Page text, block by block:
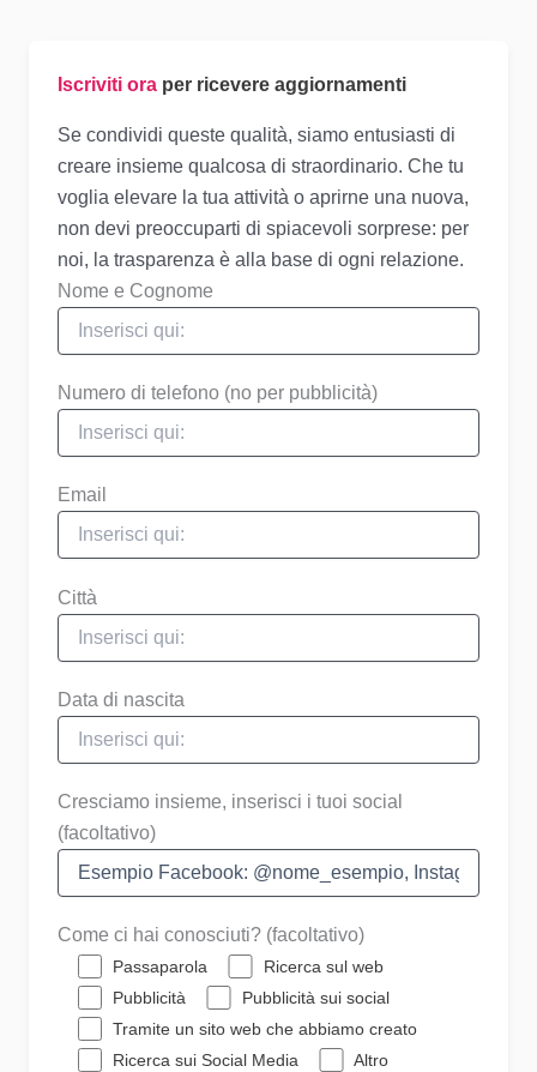
Iscriviti ora per ricevere aggiornamenti
Se condividi queste qualità, siamo entusiasti di
creare insieme qualcosa di straordinario. Che tu
voglia elevare la tua attività o aprirne una nuova,
non devi preoccuparti di spiacevoli sorprese: per
noi, la trasparenza è alla base di ogni relazione.
Nome e Cognome
Numero di telefono (no per pubblicità)
Email
Città
Data di nascita
Cresciamo insieme, inserisci i tuoi social
(facoltativo)
Come ci hai conosciuti? (facoltativo)
Passaparola
Ricerca sul web
Pubblicità
Pubblicità sui social
Tramite un sito web che abbiamo creato
Ricerca sui Social Media
Altro